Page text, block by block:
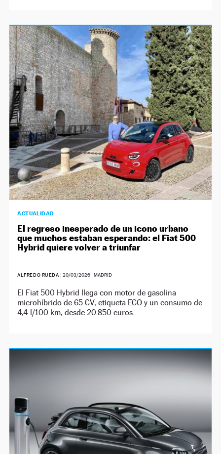
ACTUALIDAD
El regreso inesperado de un icono urbano
que muchos estaban esperando: el Fiat 500
Hybrid quiere volver a triunfar
ALFREDO RUEDA |20/03/2026 | MADRID
El Fiat 500 Hybrid llega con motor de gasolina
microhíbrido de 65 CV, etiqueta ECO y un consumo de
4,4 l/100 km, desde 20.850 euros.